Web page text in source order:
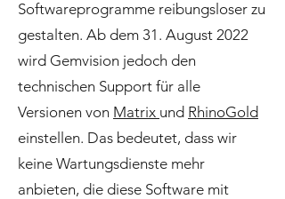
Softwareprogramme reibungsloser zu
gestalten. Ab dem 31. August 2022
wird Gemvision jedoch den
technischen Support für alle
Versionen von Matrix und RhinoGold
einstellen. Das bedeutet, dass wir
keine Wartungsdienste mehr
anbieten, die diese Software mit